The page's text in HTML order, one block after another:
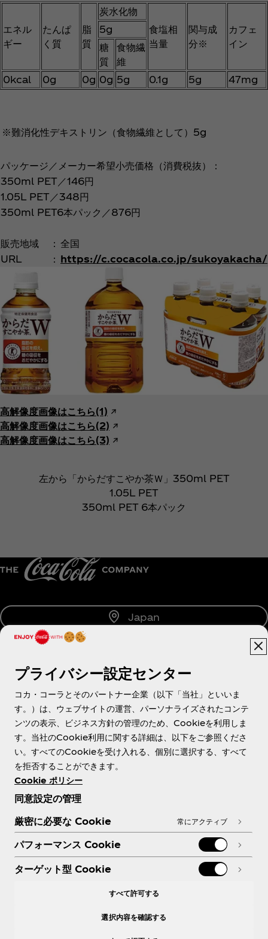
エネル
ギー
たんぱ
く質
脂
質
炭水化物
食塩相
当量
関与成
分※
カフェ
イン
5g
糖
質
食物繊
維
0kcal
0g 0g 0g 5g 0.1g 5g 47mg
※難消化性デキストリン（食物繊維として）5g
パッケージ／メーカー希望小売価格（消費税抜）：
350ml PET／146円
1.05L PET／348円
350ml PET6本パック／876円
販売地域 ： 全国
URL
： https://c.cocacola.co.jp/sukoyakacha/
高解像度画像はこちら(1) ↗︎
高解像度画像はこちら(2) ↗︎
高解像度画像はこちら(3) ↗︎
左から「からだすこやか茶Ｗ」350ml PET
1.05L PET
350ml PET 6本パック
Japan
About us
Need help?
各種ポリシー
プライバシー設定センター
コカ・コーラとそのパートナー企業（以下「当社」といいま
す。）は、ウェブサイトの運営、パーソナライズされたコンテ
ンツの表示、ビジネス方針の管理のため、Cookieを利用しま
す。当社のCookie利用に関する詳細は、以下をご参照くださ
い。すべてのCookieを受け入れる、個別に選択する、すべて
を拒否することができます。
Cookie ポリシー
同意設定の管理
厳密に必要な Cookie
常にアクティブ
パフォーマンス Cookie
ターゲット型 Cookie
すべて許可する
選択内容を確認する